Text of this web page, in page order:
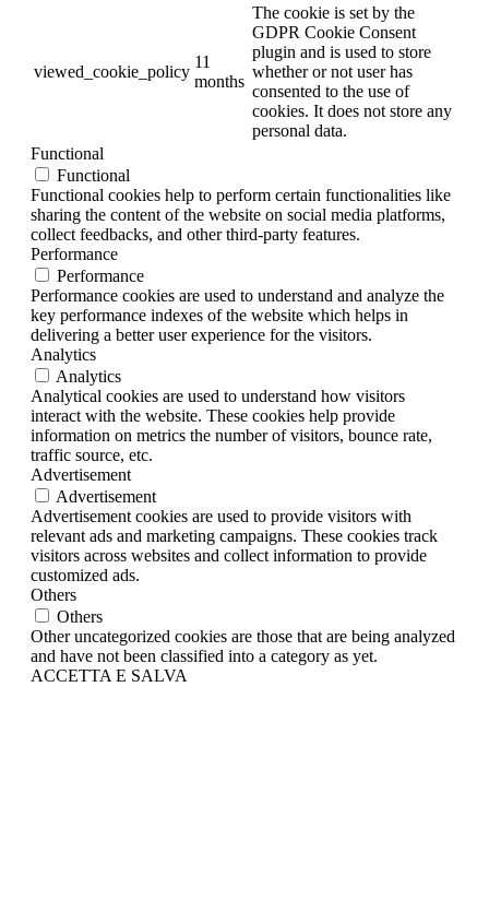
viewed_cookie_policy
11
months
The cookie is set by the
GDPR Cookie Consent
plugin and is used to store
whether or not user has
consented to the use of
cookies. It does not store any
personal data.
Functional
Functional
Functional cookies help to perform certain functionalities like
sharing the content of the website on social media platforms,
collect feedbacks, and other third-party features.
Performance
Performance
Performance cookies are used to understand and analyze the
key performance indexes of the website which helps in
delivering a better user experience for the visitors.
Analytics
Analytics
Analytical cookies are used to understand how visitors
interact with the website. These cookies help provide
information on metrics the number of visitors, bounce rate,
traffic source, etc.
Advertisement
Advertisement
Advertisement cookies are used to provide visitors with
relevant ads and marketing campaigns. These cookies track
visitors across websites and collect information to provide
customized ads.
Others
Others
Other uncategorized cookies are those that are being analyzed
and have not been classified into a category as yet.
ACCETTA E SALVA